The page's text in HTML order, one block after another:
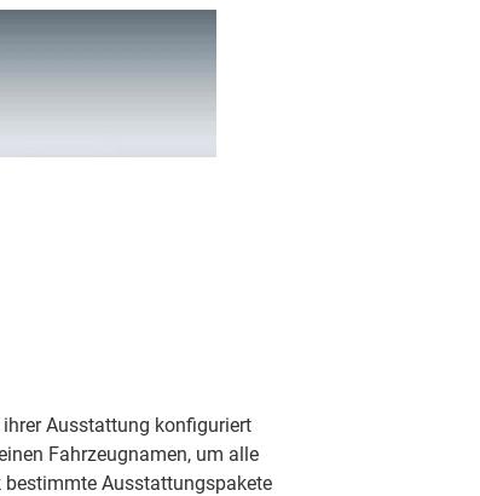
Ausstattung konfiguriert
Fahrzeugnamen, um alle
bestimmte Ausstattungspakete